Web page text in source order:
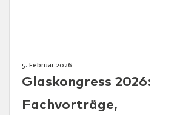
5. Februar 2026
Glaskongress 2026:
Fachvorträge,